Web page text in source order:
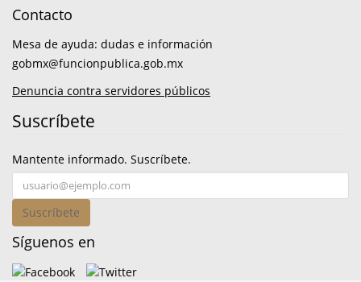
Contacto
Mesa de ayuda: dudas e información
gobmx@funcionpublica.gob.mx
Denuncia contra servidores públicos
Suscríbete
Mantente informado. Suscríbete.
Suscríbete
Síguenos en